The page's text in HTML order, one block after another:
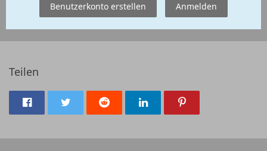
Benutzerkonto erstellen Anmelden
Teilen